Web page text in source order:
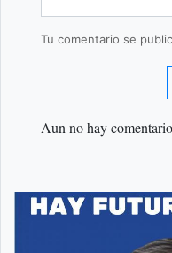
Tu comentario se
Aun no hay